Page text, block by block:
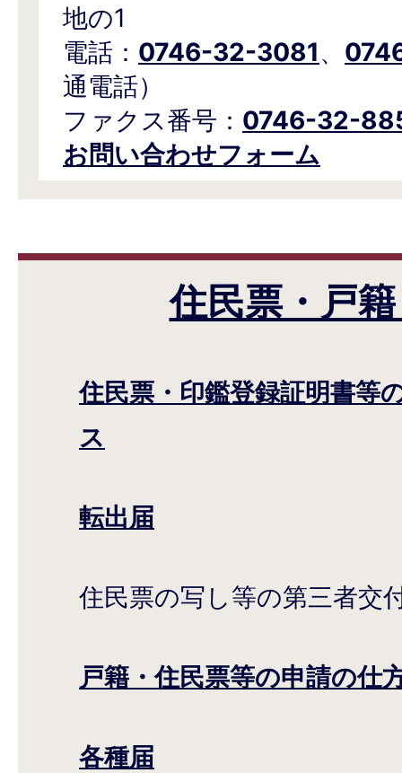
地の1
電話： 0746-32-3081、
通電話）
ファクス番号： 0746-32-
お問い合わせフォーム
住民票・戸
住民票・印鑑登録証明書等
ス
転出届
住民票の写し等の第三者交
戸籍・住民票等の申請の仕
各種届